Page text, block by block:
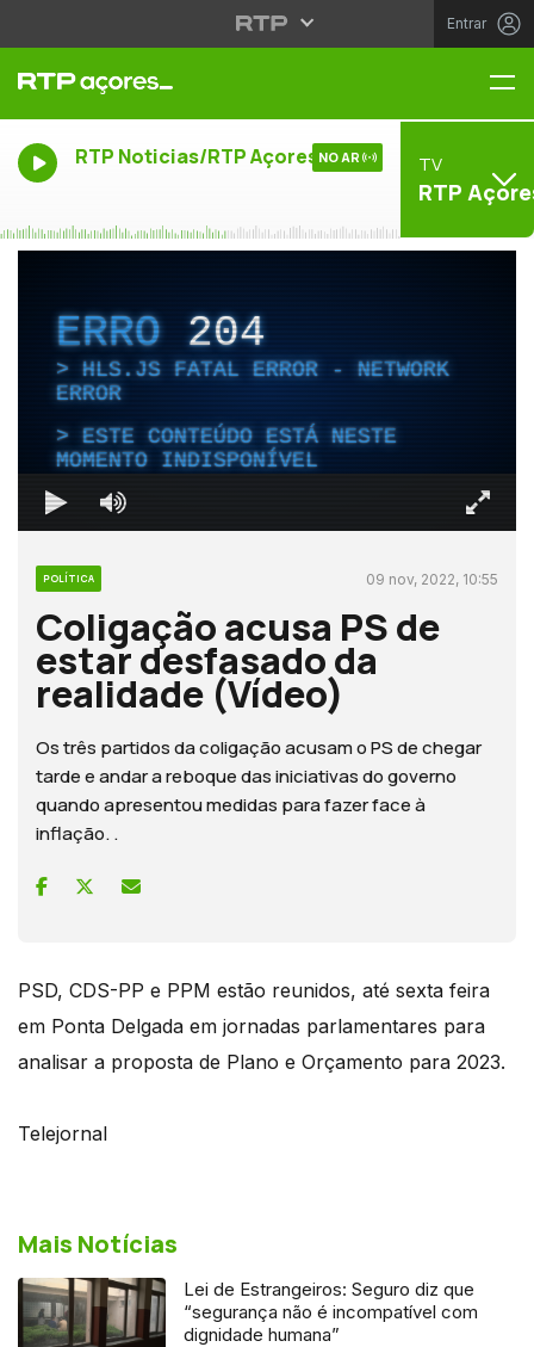
Entrar
RTP Noticias/RTP Açores NO AR TV
RTP
ERRO204
HLS.JS FATAL ERROR - NETWORK
ERROR
ESTE CONTEÚDO ESTÁ NESTE
MOMENTO INDISPONÍVEL
POLÍTICA 09 nov, 2022, 10:55
Coligação acusa PS de
estar desfasado da
realidade (Vídeo)
Os três partidos da coligação acusam o PS de chegar
tarde e andar a reboque das iniciativas do governo
quando apresentou medidas para fazer face à
inflação. .
PSD, CDS-PP e PPM estão reunidos, até sexta feira
em Ponta Delgada em jornadas parlamentares para
analisar a proposta de Plano e Orçamento para 2023.
Telejornal
Mais Notícias
Lei de Estrangeiros: Seguro diz que
“segurança não é incompatível com
dignidade humana”